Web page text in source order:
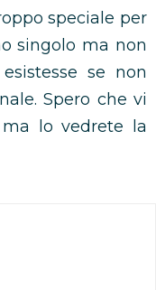
speciale per
singolo ma non
se non
Spero che vi
lo vedrete la